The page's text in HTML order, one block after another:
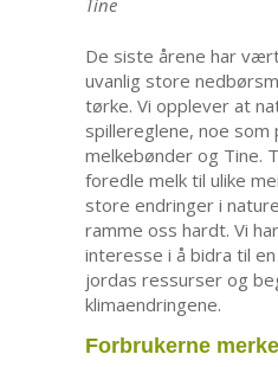
Tine
De siste årene har
uvanlig store
tørke. Vi opplever at
spillereglene, noe som
melkebønder og Tine.
foredle melk til ulike
store endringer i
ramme oss hardt. Vi
interesse i å bidra til
jordas ressurser og
klimaendringene.
Forbrukerne